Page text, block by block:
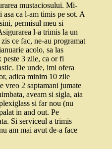
mustaciosului. Mi-
asa ca l-am timis pe sot. A
permisul meu si
l-a trimis la un
ce fac, ne-au programat
acolo, sa las
peste 3 zile, ca or fi
De unde, imi ofera
adica minim 10 zile
vreo 2 saptamani jumate
aveam si sigla, aia
si far nou (nu
in and out. Pe
Si serviceul a trimis
am mai avut de-a face